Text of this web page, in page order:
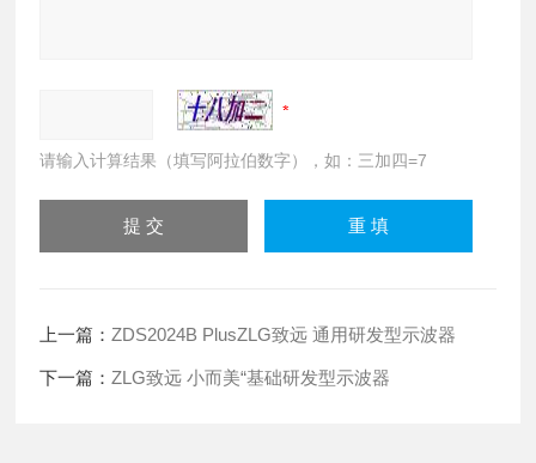
请输入计算结果（填写阿拉伯数字），如：三加四=7
上一篇：ZDS2024B PlusZLG致远 通用研发型示波器
下一篇：ZLG致远 小而美“基础研发型示波器